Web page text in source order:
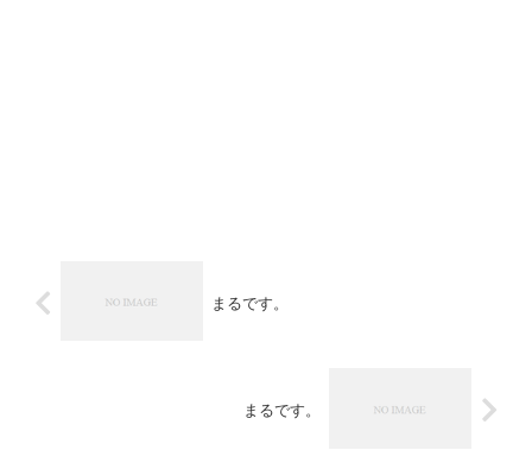
まるです。
まるです。